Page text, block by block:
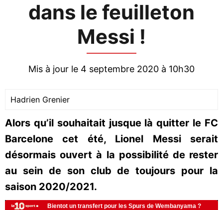
dans le feuilleton
Messi !
Mis à jour le 4 septembre 2020 à 10h30
Hadrien Grenier
Alors qu’il souhaitait jusque là quitter le FC
Barcelone cet été, Lionel Messi serait
désormais ouvert à la possibilité de rester
au sein de son club de toujours pour la
saison 2020/2021.